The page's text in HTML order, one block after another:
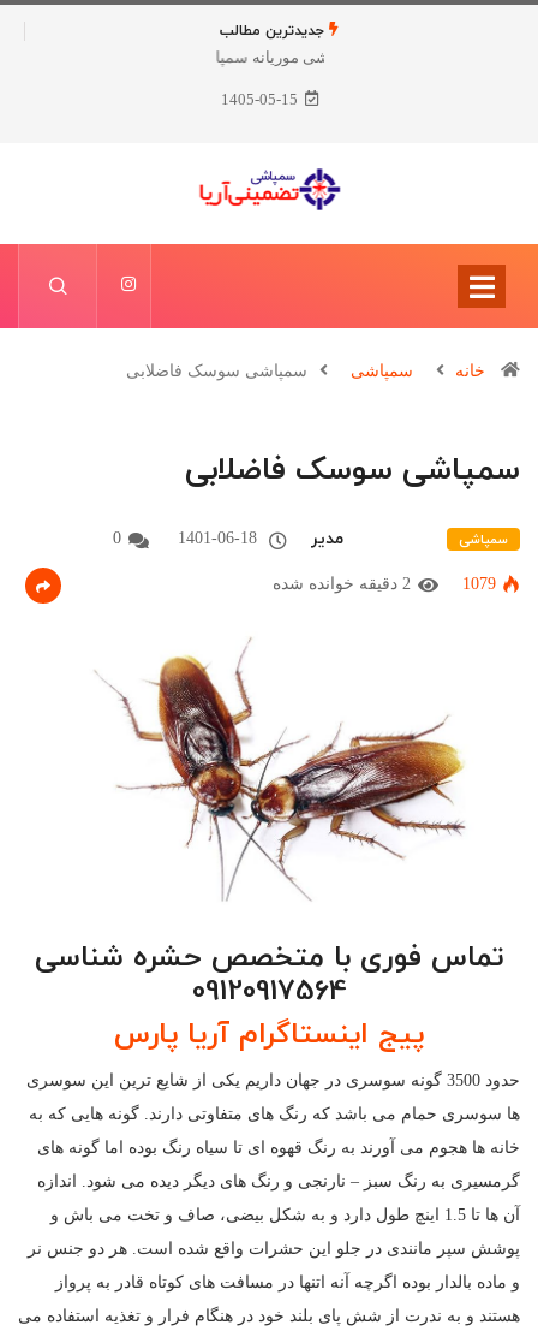
جدیدترین مطالب
سمپاشی ساس
1405-05-15
خانه سمپاشی سمپاشی سوسک فاضلابی
سمپاشی سوسک فاضلابی
سمپاشی مدیر 0
1079 2 دقیقه خوانده شده
تماس فوری با متخصص حشره شناسی
09120917564
پیج اینستاگرام آریا پارس
حدود 3500 گونه سوسری در جهان داریم یکی از شایع ترین این سوسری
ها سوسری حمام می باشد که رنگ های متفاوتی دارند. گونه هایی که به
خانه ها هجوم می آورند به رنگ قهوه ای تا سیاه رنگ بوده اما گونه های
گرمسیری به رنگ سبز – نارنجی و رنگ های دیگر دیده می شود. اندازه
آن ها تا 1.5 اینچ طول دارد و به شکل بیضی، صاف و تخت می باش و
پوشش سپر مانندی در جلو این حشرات واقع شده است. هر دو جنس نر
و ماده بالدار بوده اگرچه آنه اتنها در مسافت های کوتاه قادر به پرواز
هستند و به ندرت از شش پای بلند خود در هنگام فرار و تغذیه استفاده می